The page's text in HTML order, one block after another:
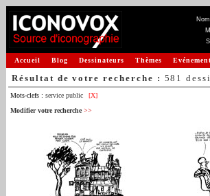
Accueil Blog Dessinateurs Thèmes
Résultat de votre recherche : 581
Mots-clefs : service public
[X]
Modifier votre recherche >>